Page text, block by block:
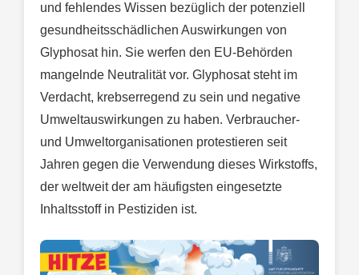
und fehlendes Wissen bezüglich der potenziell
gesundheitsschädlichen Auswirkungen von
Glyphosat hin. Sie werfen den EU-Behörden
mangelnde Neutralität vor. Glyphosat steht im
Verdacht, krebserregend zu sein und negative
Umweltauswirkungen zu haben. Verbraucher-
und Umweltorganisationen protestieren seit
Jahren gegen die Verwendung dieses Wirkstoffs,
der weltweit der am häufigsten eingesetzte
Inhaltsstoff in Pestiziden ist.